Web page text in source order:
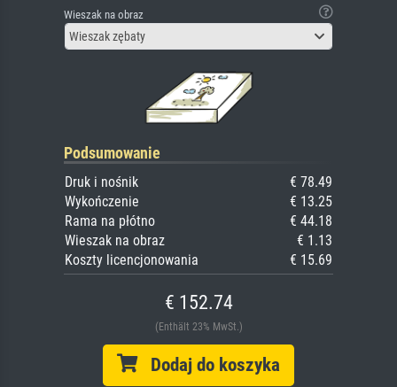
Wieszak na obraz
Wieszak zębaty
Podsumowanie
Druk i nośnik
€ 78.49
Wykończenie
€ 13.25
Rama na płótno
€ 44.18
Wieszak na obraz
€ 1.13
Koszty licencjonowania
€ 15.69
€ 152.74
(Enthält 23% MwSt.)
Dodaj do koszyka